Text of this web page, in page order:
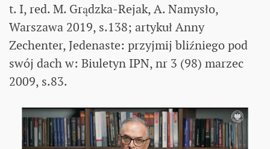
t. I, red. M. Grądzka-Rejak, A. Namysło,
Warszawa 2019, s.138; artykuł Anny
Zechenter, Jedenaste: przyjmij bliźniego pod
swój dach w: Biuletyn IPN, nr 3 (98) marzec
2009, s.83.